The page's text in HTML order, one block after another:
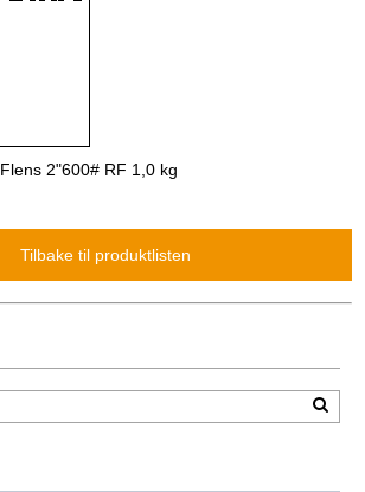
Flens 2"600# RF 1,0 kg